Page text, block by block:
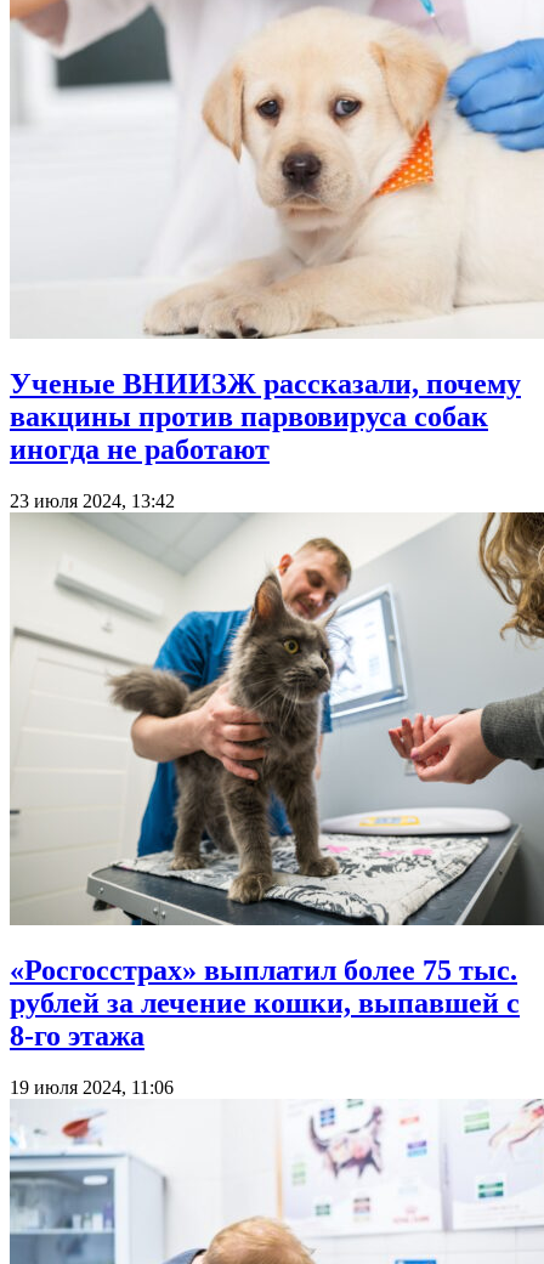
Ученые ВНИИЗЖ рассказали, почему
вакцины против парвовируса собак
иногда не работают
23 июля 2024, 13:42
«Росгосстрах» выплатил более 75 тыс.
рублей за лечение кошки, выпавшей с
8-го этажа
19 июля 2024, 11:06